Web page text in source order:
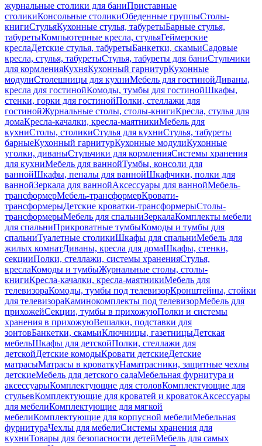
журнальные столики для баниПриставные
столикиКонсольные столикиОбеденные группыСтолы-
книгиСтульяКухонные стулья, табуретыБарные стулья,
табуретыКомпьютерные кресла, стульяГеймерские
креслаДетские стулья, табуретыБанкетки, скамьиСадовые
кресла, стулья, табуретыСтулья, табуреты для баниСтульчики
для кормленияКухняКухонный гарнитурКухонные
модулиСтолешницы для кухниМебель для гостинойДиваны,
кресла для гостинойКомоды, тумбы для гостинойШкафы,
стенки, горки для гостинойПолки, стеллажи для
гостинойЖурнальные столы, столы-книгиКресла, стулья для
домаКресла-качалки, кресла-маятникиМебель для
кухниСтолы, столикиСтулья для кухниСтулья, табуреты
барныеКухонный гарнитурКухонные модулиКухонные
уголки, диваныСтульчики для кормленияСистемы хранения
для кухниМебель для ваннойТумбы, консоли для
ваннойШкафы, пеналы для ваннойШкафчики, полки для
ваннойЗеркала для ваннойАксессуары для ваннойМебель-
трансформерМебель-трансформерКровати-
трансформерыДетские кроватки-трансформерыСтолы-
трансформерыМебель для спальниЗеркалаКомплекты мебели
для спальниПрикроватные тумбыКомоды и тумбы для
спальниТуалетные столикиШкафы для спальниМебель для
жилых комнатДиваны, кресла для домаШкафы, стенки,
секцииПолки, стеллажи, системы храненияСтулья,
креслаКомоды и тумбыЖурнальные столы, столы-
книгиКресла-качалки, кресла-маятникиМебель для
телевизораКомоды, тумбы под телевизорКронштейны, стойки
для телевизораКаминокомплекты под телевизорМебель для
прихожейСекции, тумбы в прихожуюПолки и системы
хранения в прихожуюВешалки, подставки для
зонтовБанкетки, скамьиКлючницы, газетницыДетская
мебельШкафы для детскойПолки, стеллажи для
детскойДетские комодыКровати детскиеДетские
матрасыМатрасы в кроваткуНаматрасники, защитные чехлы
детскиеМебель для детского садаМебельная фурнитура и
аксессуарыКомплектующие для столовКомплектующие для
стульевКомплектующие для кроватей и кроватокАксессуары
для мебелиКомплектующие для мягкой
мебелиКомплектующие для корпусной мебелиМебельная
фурнитураЧехлы для мебелиСистемы хранения для
кухниТовары для безопасности детейМебель для самых